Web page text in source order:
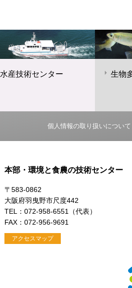
水産技術センター 生物
個人情報の取り扱いについて
本部・環境と食農の技術センター
〒583-0862
大阪府羽曳野市尺度442
TEL：072-958-6551（代表）
FAX：072-956-9691
アクセスマップ